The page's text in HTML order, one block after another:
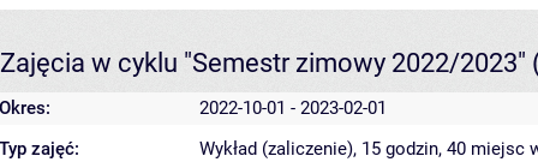
Zajęcia w cyklu "Semestr zimowy 2022/2023"
Okres:
2022-10-01 - 2023-02-01
Typ zajęć:
Wykład (zaliczenie), 15 godzin, 40 miejsc